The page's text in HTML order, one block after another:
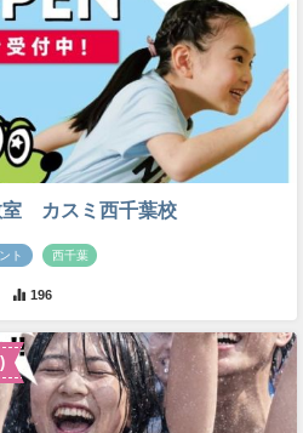
室 カスミ西千葉校
ト 西千葉
196